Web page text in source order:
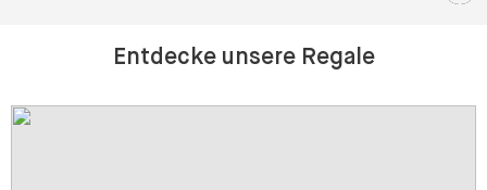
Entdecke unsere Regale